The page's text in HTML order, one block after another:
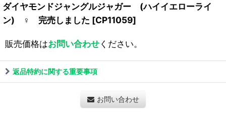
ダイヤモンドジャングルジャガー (ハイイエローライ
ン) ♀ 完売しました [CP11059]
販売価格はお問い合わせください。
返品特約に関する重要事項
お問い合わせ